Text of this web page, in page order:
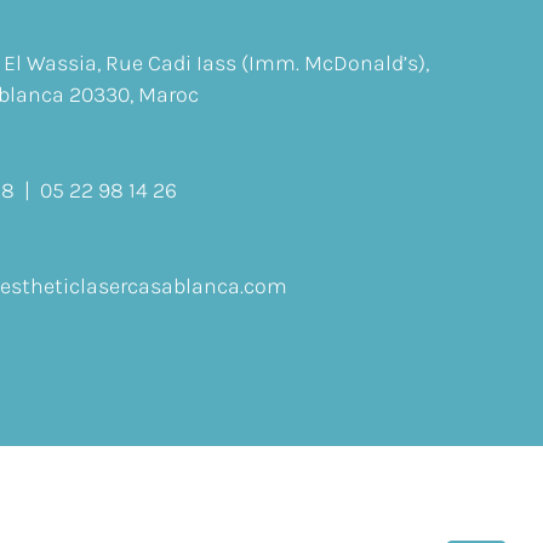
Wassia, Rue Cadi Iass (Imm. McDonald’s),
20330, Maroc
| 05 22 98 14 26